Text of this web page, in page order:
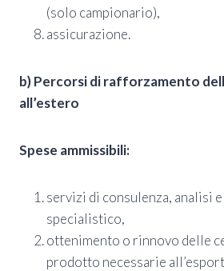
(solo campionario),
assicurazione.
b) Percorsi di rafforzamento
all’estero
Spese ammissibili:
servizi di consulenza, analisi
specialistico,
ottenimento o rinnovo delle
prodotto necessarie